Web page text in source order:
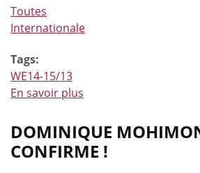
Toutes
Internationale
Tags:
WE14-15/13
En savoir plus
de
Philippe
Le
DOMINIQUE
CONFIRME !